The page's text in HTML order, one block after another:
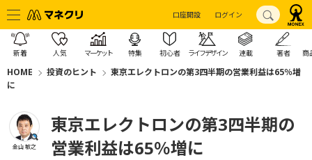
口座開設 ログイン
新着 人気 マーケット 特集 初心者 ライフデザイン 連載 著者 商
HOME 投資のヒント
東京エレクトロンの第3四半期の営業利益は65％増
に
金山 敏之
東京エレクトロンの第3四半期の
営業利益は65％増に